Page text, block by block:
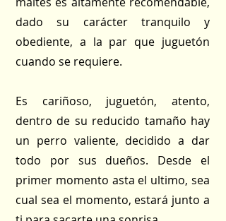
dado su carácter tranquilo y
obediente, a la par que juguetón
cuando se requiere.
Es cariñoso, juguetón, atento,
dentro de su reducido tamaño hay
un perro valiente, decidido a dar
todo por sus dueños. Desde el
primer momento asta el ultimo, sea
cual sea el momento, estará junto a